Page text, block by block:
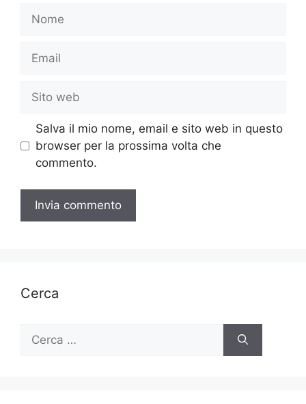
Nome
Email
Sito
web
Salva il mio nome, email e sito web in questo
browser per la prossima volta che
commento.
Cerca
per: